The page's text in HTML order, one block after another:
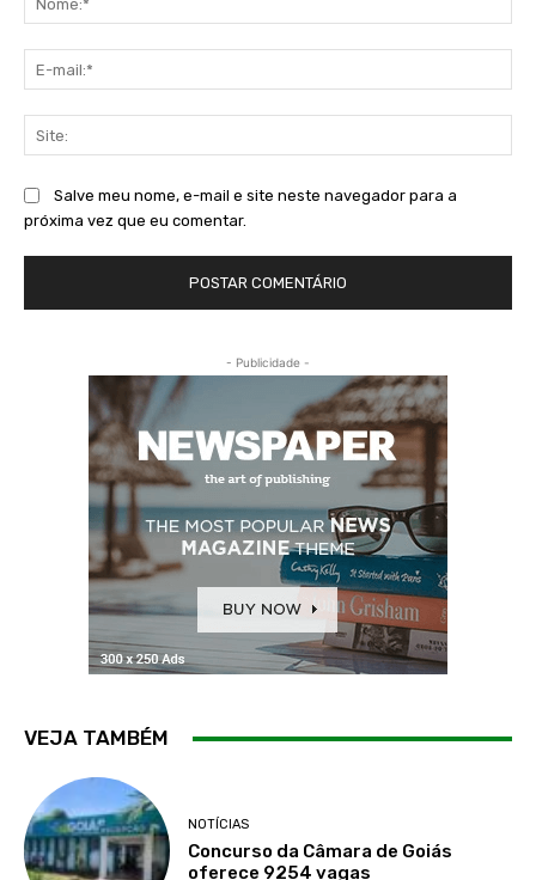
Salve meu nome, e-mail e site neste navegador para a
próxima vez que eu comentar.
- Publicidade -
VEJA TAMBÉM
NOTÍCIAS
Concurso da Câmara de Goiás
oferece 9254 vagas